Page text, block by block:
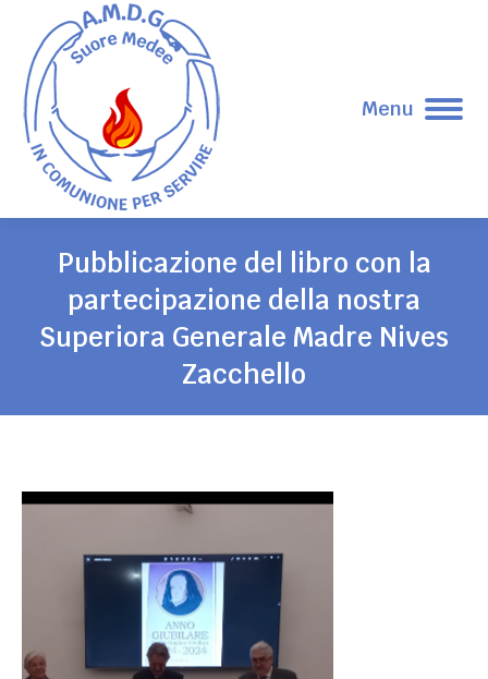
Menu
Pubblicazione del libro con la
partecipazione della nostra
Superiora Generale Madre Nives
Zacchello
Tu sei qui: